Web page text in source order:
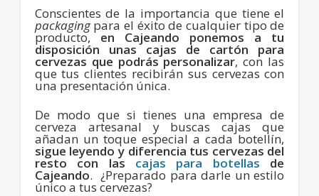
Conscientes de la importancia que tiene el
packagingpara el éxito de cualquier tipo de
producto, en Cajeando ponemos a tu
disposición unas cajas de cartón para
cervezas que podrás personalizar, con las
que tus clientes recibirán sus cervezas con
una presentación única.
De modo que si tienes una empresa de
cerveza artesanal y buscas cajas que
añadan un toque especial a cada botellín,
sigue leyendo y diferencia tus cervezas del
resto con las cajas para botellas de
Cajeando. ¿Preparado para darle un estilo
único a tus cervezas?